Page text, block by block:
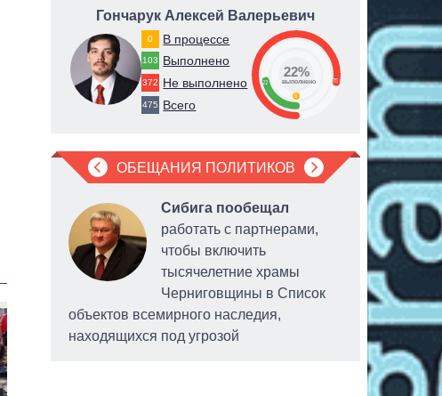
Гончарук Алексей Валерьевич
0 В процессе
103 Выполнено
372 Не выполнено
475 Всего
78
22
0
22%
выполнено
ОБЕЩАНИЯ ПОЛИТИКОВ
Сибига пообещал
работать с партнерами,
чтобы включить
тысячелетние храмы
Черниговщины в Список
объектов всемирного наследия,
находящихся под угрозой